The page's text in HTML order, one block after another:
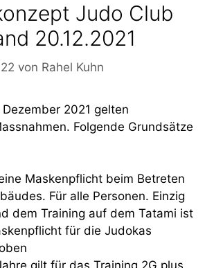
Judo Club
20.12.2021
von Rahel Kuhn
2021 gelten
Folgende Grundsätze
Maskenpflicht beim Betreten
Für alle Personen. Einzig
dem Training auf dem Tatami ist
für die Judokas
gilt für das Training 2G plus.